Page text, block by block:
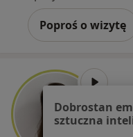
Poproś o wizytę
Dobrostan
sztuczna